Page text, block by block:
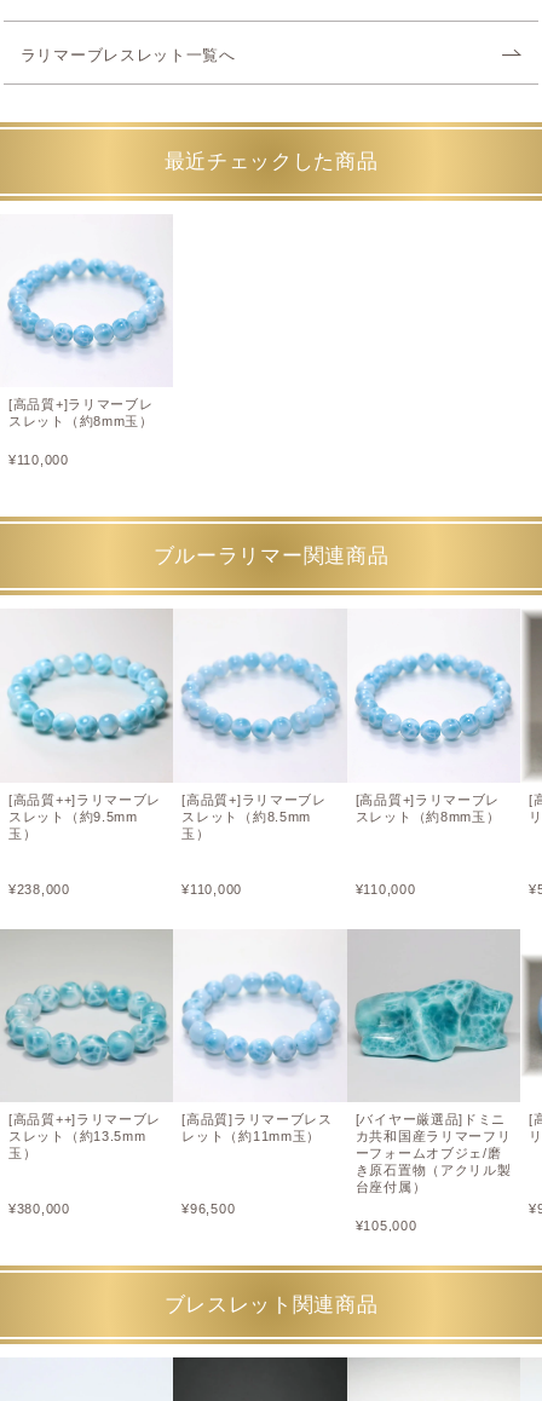
ラリマーブレスレット一覧へ
最近チェックした商品
[高品質+]ラリマーブレ
スレット（約8mm玉）
¥110,000
ブルーラリマー関連商品
[高品質++]ラリマーブレ
スレット（約9.5mm
玉）
¥238,000
[高品質++]ラリマーブレ
スレット（約13.5mm
玉）
¥380,000
[高品質+]ラリマーブレ
スレット（約8.5mm
玉）
¥110,000
[高品質]ラリマーブレス
レット（約11mm玉）
¥96,500
[高品質+]ラリマーブレ
スレット（約8mm玉）
¥110,000
[バイヤー厳選品]ドミニ
カ共和国産ラリマーフリ
ーフォームオブジェ/磨
き原石置物（アクリル製
台座付属）
¥105,000
[
¥
[
¥
ブレスレット関連商品